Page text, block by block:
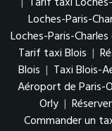
Loches-Paris-
Loches-Paris-
Tarif taxi Blois |
Blois | Taxi Blois-
Aéroport de Paris-
Orly |
Commander un